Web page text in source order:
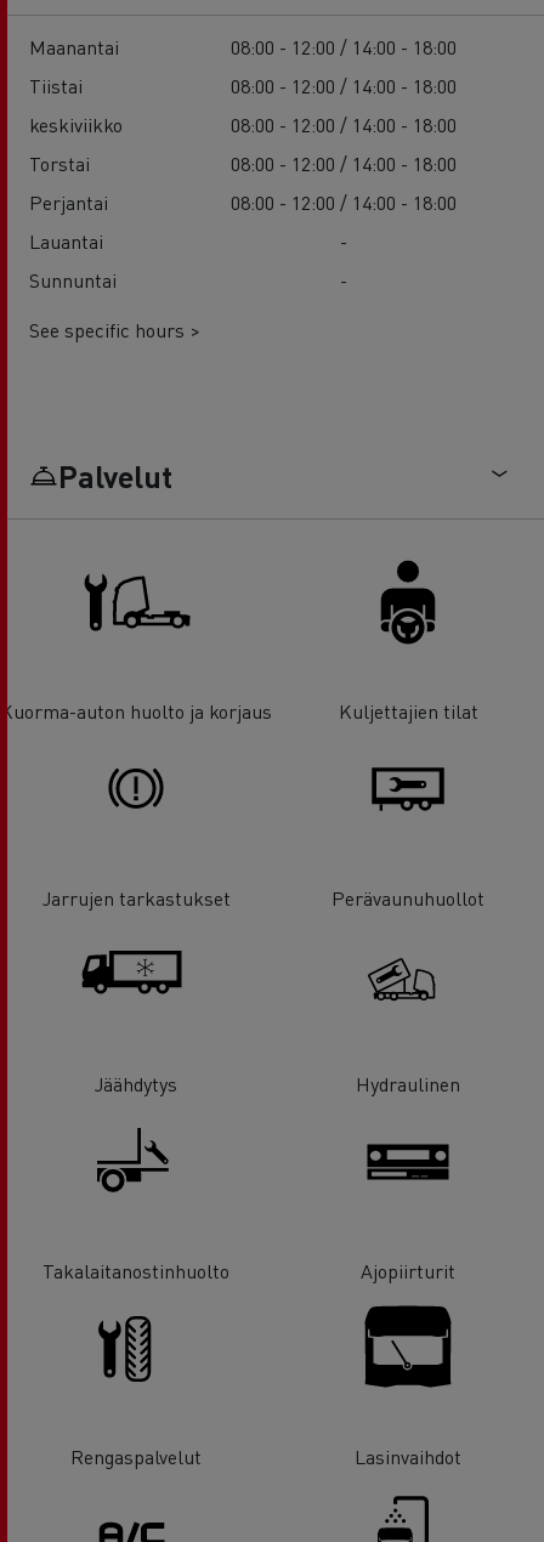
Maanantai
08:00 - 12:00 / 14:00 - 18:00
Tiistai
08:00 - 12:00 / 14:00 - 18:00
keskiviikko
08:00 - 12:00 / 14:00 - 18:00
Torstai
08:00 - 12:00 / 14:00 - 18:00
Perjantai
08:00 - 12:00 / 14:00 - 18:00
Lauantai
-
Sunnuntai
-
See specific hours >
Palvelut
Kuorma-auton huolto ja korjaus Kuljettajien tilat
Jarrujen tarkastukset Perävaunuhuollot
Jäähdytys Hydraulinen
Takalaitanostinhuolto Ajopiirturit
Rengaspalvelut Lasinvaihdot